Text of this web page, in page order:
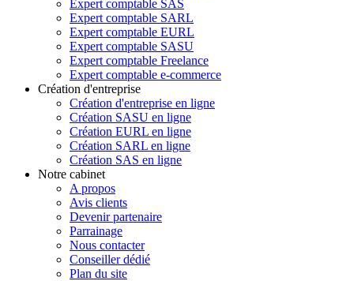
Expert comptable SAS
Expert comptable SARL
Expert comptable EURL
Expert comptable SASU
Expert comptable Freelance
Expert comptable e-commerce
Création d'entreprise
Création d'entreprise en ligne
Création SASU en ligne
Création EURL en ligne
Création SARL en ligne
Création SAS en ligne
Notre cabinet
A propos
Avis clients
Devenir partenaire
Parrainage
Nous contacter
Conseiller dédié
Plan du site